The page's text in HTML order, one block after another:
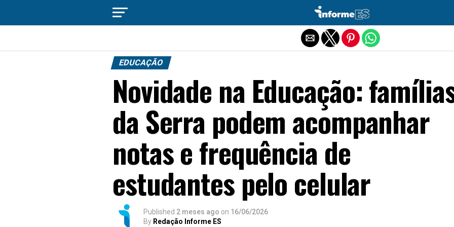
EDUCAÇÃO
Novidade na Educação:
da Serra podem acompanhar
notas e frequência de
estudantes pelo celular
Published 2 meses ago on 16/06/2026
By Redação Informe ES
Sair da versão mobile